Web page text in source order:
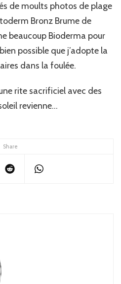
Share
de moults photos de plage
Bronz Brume de
beaucoup Bioderma pour
possible que j’adopte la
dans la foulée.
rite sacrificiel avec des
revienne…